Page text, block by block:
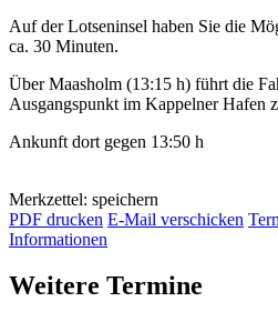
Auf der Lotseninsel haben Sie die
ca. 30 Minuten.
Über Maasholm (13:15 h) führt die
Ausgangspunkt im Kappelner Hafen
Ankunft dort gegen 13:50 h
Merkzettel: speichern
PDF drucken E-Mail verschicken
Informationen
Weitere Termine